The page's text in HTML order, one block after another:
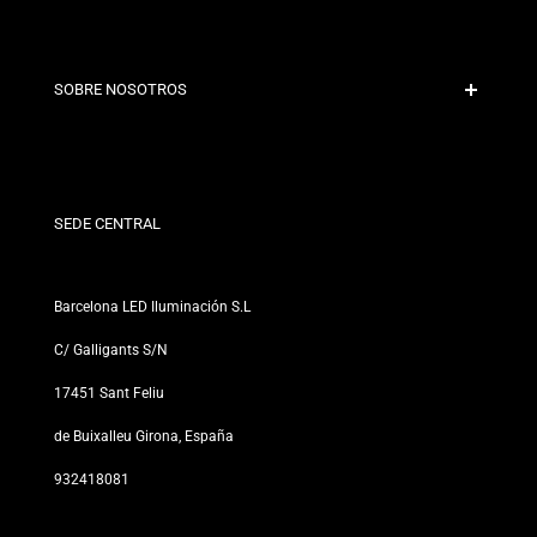
Contacto
SOBRE NOSOTROS
Nuestras Tiendas
SEDE CENTRAL
Barcelona LED Iluminación S.L
C/ Galligants S/N
17451 Sant Feliu
de Buixalleu Girona, España
932418081